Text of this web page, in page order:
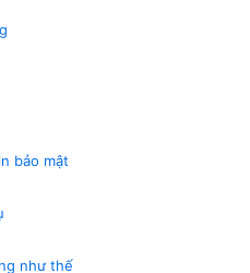
bảo mật
như thế